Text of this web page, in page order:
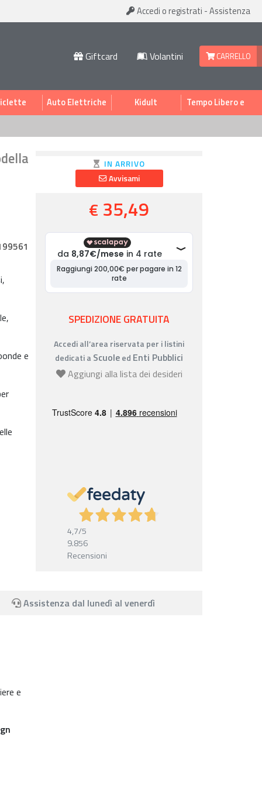
Accedi o registrati -Assistenza
Giftcard Volantini CARRELLO
Auto Elettriche Kidult
Tempo Libero e
Sport
e
IN ARRIVO
Avvisami
€ 35,49
SPEDIZIONE GRATUITA
Accedi all’area riservata per i listini
dedicati a Scuoleed Enti Pubblici
Aggiungi alla lista dei desideri
4,7/5
9.856
Recensioni
Assistenza dal lunedì al venerdì
e